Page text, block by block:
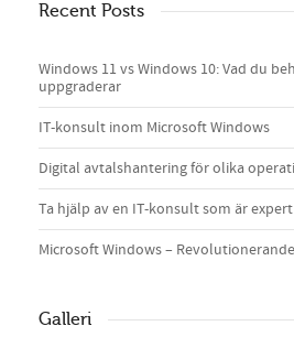
Recent Posts
Windows 11 vs Windows 10: Vad du
uppgraderar
IT-konsult inom Microsoft Windows
Digital avtalshantering för olika
Ta hjälp av en IT-konsult som är
Microsoft Windows –
Galleri